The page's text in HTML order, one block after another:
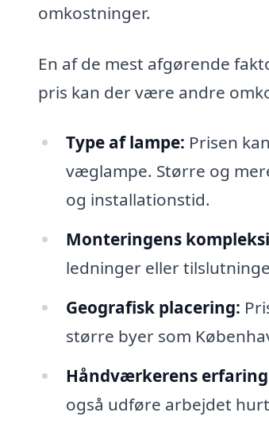
omkostninger.
En af de mest afgørende
pris kan der være andre
Type af lampe: Prisen
væglampe. Større og
og installationstid.
Monteringens
ledninger eller
Geografisk placering:
større byer som
Håndværkerens
også udføre arbejdet